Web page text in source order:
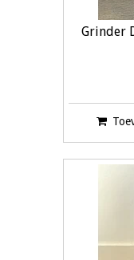
Grinder